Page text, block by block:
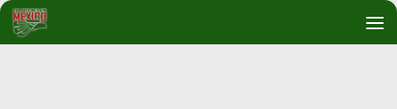
Debajo del contenido